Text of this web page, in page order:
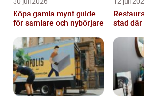
Köpa gamla mynt guide
för samlare och nybörjare
stad